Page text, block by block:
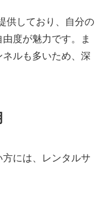
供しており、自分の
度が魅力です。ま
ルも多いため、深
には、レンタルサ